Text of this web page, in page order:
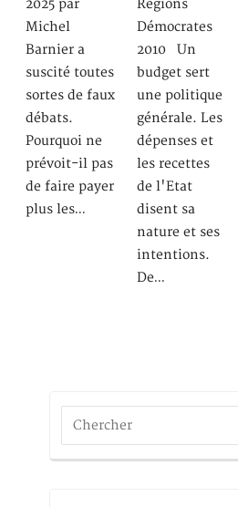
2025 par
Michel
Barnier a
suscité toutes
sortes de faux
débats.
Pourquoi ne
prévoit-il pas
de faire payer
plus les…
Régions
Démocrates
2010 Un
budget sert
une politique
générale. Les
dépenses et
les recettes
de l'Etat
disent sa
nature et ses
intentions.
De…